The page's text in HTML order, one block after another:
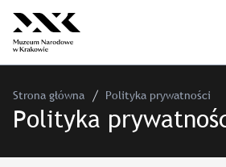
Strona główna Polityka prywatności
Polityka